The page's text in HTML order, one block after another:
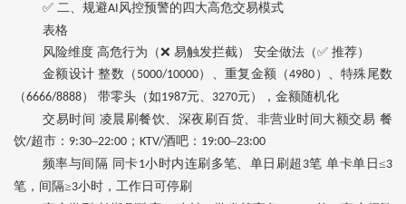
✅ 二、规避AI风控预警的四大高危交易模式
表格
风险维度 高危行为（❌ 易触发拦截） 安全做法（✅ 推荐）
金额设计 整数（ 5000/10000）、重复金额（4980 ）、特殊尾数
（6666/8888） 带零头（如1987元、 3270元‌），金额随机化
交易时间 凌晨刷餐饮、深夜刷百货、非营业时间大额交易 餐
饮/超市： 9:30–22:00 ； KTV/酒吧： 19:00–23:00
频率与间隔 同卡1小时内连刷多笔、单日刷超 3笔 单卡单日≤3
笔，间隔≥3小时，工作日可停刷